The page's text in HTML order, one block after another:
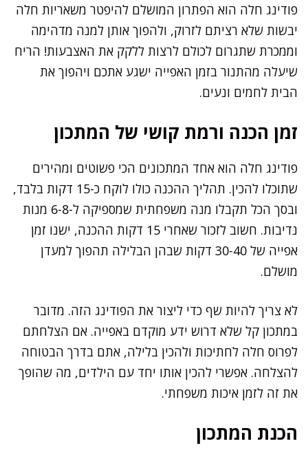
פודינג חלה הוא הפתרון המושלם להיפטר משאריות חלה
יבשות שלא רציתם לזרוק, ולהפוך אותן למנה מדהימה
וממכרת שתגרום לכולם לרצות ללקק את האצבעות! הריח
שיעלה מהתנור בזמן האפייה ישגע אתכם ויהפוך את
הבית לחמים ונעים.
זמן הכנה ורמת קושי של המתכון
פודינג חלה הוא אחד המתכונים הכי פשוטים ומהירים
שתוכלו להכין. תהליך ההכנה כולו לוקח כ-15 דקות בלבד,
ובסך הכל תקבלו מנה משפחתית שמספיקה ל-6-8 מנות
נדיבות. חשוב לזכור שאחרי 15 דקות ההכנה, ישנו זמן
אפייה של 30-40 דקות שבהן הבלילה תהפוך למעדן
מושלם.
לא צריך להיות שף כדי ליצור את הפודינג הזה. מדובר
במתכון קל שלא דרוש ידע מוקדם באפייה. אם הצלחתם
לפרוס חלה לחתיכות ולהכין בלילה, אתם בדרך הבטוחה
להצלחה. אפשרי להכין אותו יחד עם הילדים, מה שהופך
את זה לזמן איכות משפחתי.
הכנת המתכון